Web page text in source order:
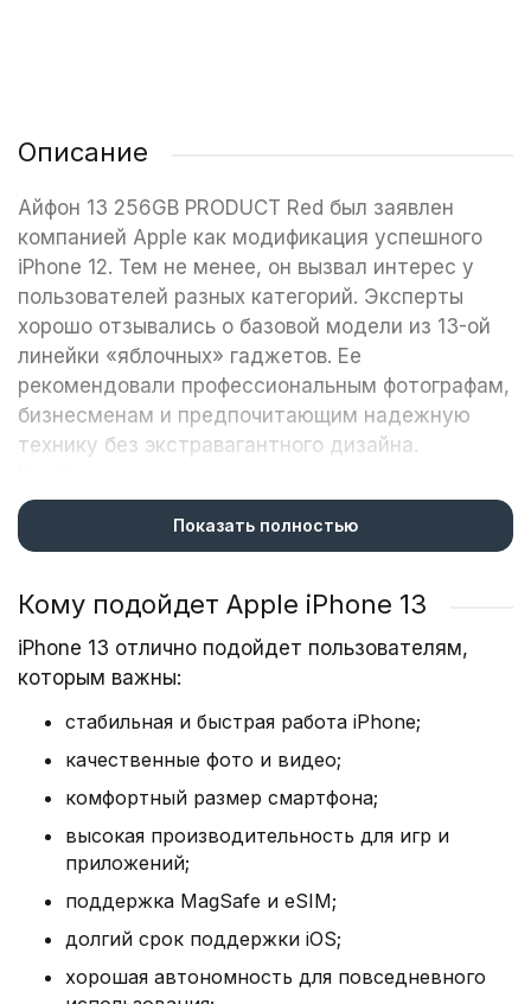
Описание
Айфон 13 256GB PRODUCT Red был заявлен
компанией Apple как модификация успешного
iPhone 12. Тем не менее, он вызвал интерес у
пользователей разных категорий. Эксперты
хорошо отзывались о базовой модели из 13-ой
линейки «яблочных» гаджетов. Ее
рекомендовали профессиональным фотографам,
бизнесменам и предпочитающим надежную
технику без экстравагантного дизайна.
внутренняя начинка смартфона. Хотя и внешне
изменения заметны. Сегодня же компания уже
характеристиками.
Обновления: размеры, корпус,
дизайн iPhone 13
От базовой версии предыдущей линейки iPhone
13 можно отличить по обновлениям:
уменьшенная «челка» – монобровь занимает
на 20% меньше пространства;
диагональное расположение объективов;
увеличенные камеры.
Показать полностью
Кому подойдет Apple iPhone 13
iPhone 13 отлично подойдет пользователям,
которым важны:
стабильная и быстрая работа iPhone;
качественные фото и видео;
комфортный размер смартфона;
высокая производительность для игр и
приложений;
поддержка MagSafe и eSIM;
долгий срок поддержки iOS;
хорошая автономность для повседневного